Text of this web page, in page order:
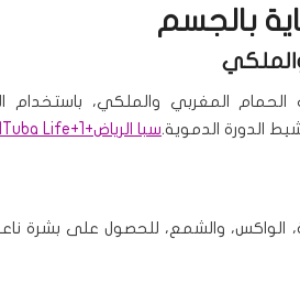
بالجسم
المغربي والملكي، باستخدام
الدورة الدموية.سبا الرياض+1
Tuba Life+1
الواكس، والشمع، للحصول على بشرة